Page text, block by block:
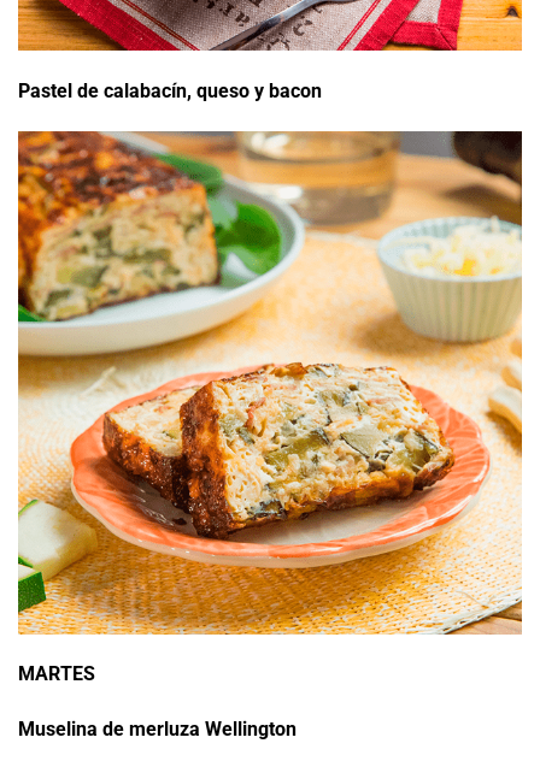
Pastel de calabacín, queso y bacon
MARTES
Muselina de merluza Wellington